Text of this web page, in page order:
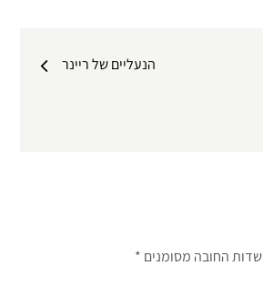
הנעליים של ריינר
שדות החובה מסומנים *